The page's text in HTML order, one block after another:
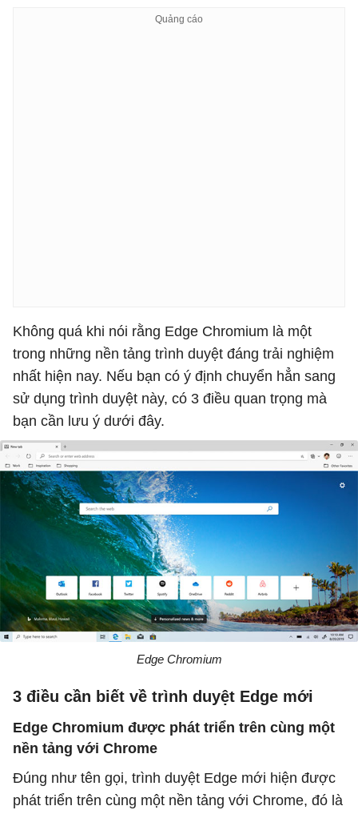
Không quá khi nói rằng Edge Chromium là một
trong những nền tảng trình duyệt đáng trải nghiệm
nhất hiện nay. Nếu bạn có ý định chuyển hẳn sang
sử dụng trình duyệt này, có 3 điều quan trọng mà
bạn cần lưu ý dưới đây.
Edge Chromium
3 điều cần biết về trình duyệt Edge mới
Edge Chromium được phát triển trên cùng một
nền tảng với Chrome
Đúng như tên gọi, trình duyệt Edge mới hiện được
phát triển trên cùng một nền tảng với Chrome, đó là